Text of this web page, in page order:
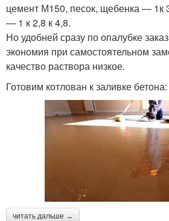
цемент М150, песок, щебенка — 1к
— 1 к 2,8 к 4,8.
Но удобней сразу по опалубке
экономия при самостоятельном
качество раствора низкое.
Готовим котлован к заливке бетона:
читать дальше →